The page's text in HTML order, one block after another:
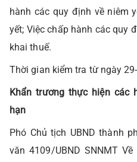
hành các quy định về niêm
yết; Việc chấp hành các quy
khai thuế.
Thời gian kiểm tra từ ngày
Khẩn trương thực hiện các
hạn
Phó Chủ tịch UBND thành
văn 4109/UBND SNNMT